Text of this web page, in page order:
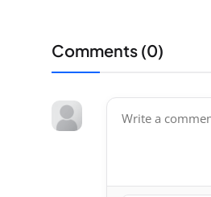
Comments (0)